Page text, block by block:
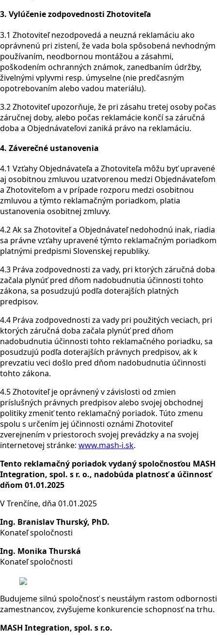
3. Vylúčenie zodpovednosti Zhotoviteľa
3.1 Zhotoviteľ nezodpovedá a neuzná reklamáciu ako
oprávnenú pri zistení, že vada bola spôsobená nevhodným
používaním, neodbornou montážou a zásahmi,
poškodením ochranných známok, zanedbaním údržby,
živelnými vplyvmi resp. úmyselne (nie predčasným
opotrebovaním alebo vadou materiálu).
3.2 Zhotoviteľ upozorňuje, že pri zásahu tretej osoby počas
záručnej doby, alebo počas reklamácie končí sa záručná
doba a Objednávateľovi zaniká právo na reklamáciu.
4. Záverečné ustanovenia
4.1 Vzťahy Objednávateľa a Zhotoviteľa môžu byť upravené
aj osobitnou zmluvou uzatvorenou medzi Objednávateľom
a Zhotoviteľom a v prípade rozporu medzi osobitnou
zmluvou a týmto reklamačným poriadkom, platia
ustanovenia osobitnej zmluvy.
4.2 Ak sa Zhotoviteľ a Objednávateľ nedohodnú inak, riadia
sa právne vzťahy upravené týmto reklamačným poriadkom
platnými predpismi Slovenskej republiky.
4.3 Práva zodpovednosti za vady, pri ktorých záručná doba
začala plynúť pred dňom nadobudnutia účinnosti tohto
zákona, sa posudzujú podľa doterajších platných
predpisov.
4.4 Práva zodpovednosti za vady pri použitých veciach, pri
ktorých záručná doba začala plynúť pred dňom
nadobudnutia účinnosti tohto reklamačného poriadku, sa
posudzujú podľa doterajších právnych predpisov, ak k
prevzatiu veci došlo pred dňom nadobudnutia účinnosti
tohto zákona.
4.5 Zhotoviteľ je oprávnený v závislosti od zmien
príslušných právnych predpisov alebo svojej obchodnej
politiky zmeniť tento reklamačný poriadok. Túto zmenu
spolu s určením jej účinnosti oznámi Zhotoviteľ
zverejnením v priestoroch svojej prevádzky a na svojej
internetovej stránke: www.mash-i.sk.
Tento reklamačný poriadok vydaný spoločnosťou MASH
Integration, spol. s r. o., nadobúda platnosť a účinnosť
dňom 01.01.2025
V Trenčíne, dňa 01.01.2025
Ing. Branislav Thurský, PhD.
Konateľ spoločnosti
Ing. Monika Thurská
Konateľ spoločnosti
Budujeme silnú spoločnosť s neustálym rastom odbornosti
zamestnancov, zvyšujeme konkurencie schopnosť na trhu.
MASH Integration, spol. s r.o.